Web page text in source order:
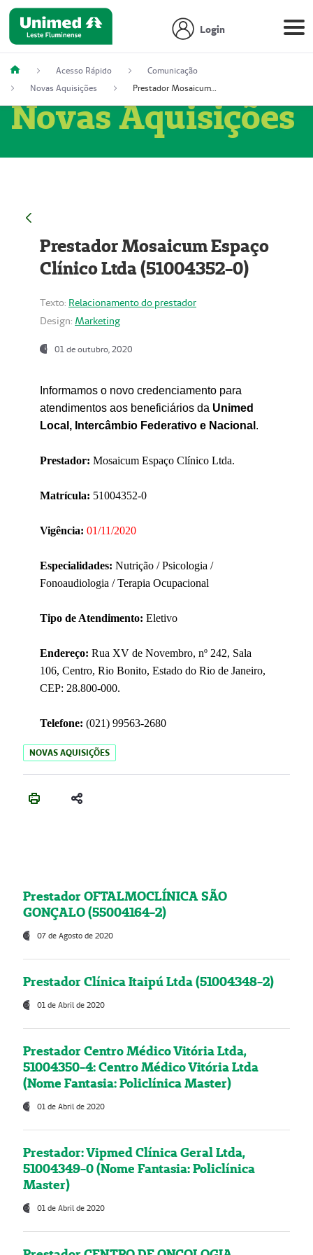
Login
Acesso Rápido
Comunicação
Novas Aquisições
Prestador Mosaicum Espaço Clínico Ltda (51004352-0)
Novas Aquisições
Prestador Mosaicum Espaço
Clínico Ltda (51004352-0)
Texto: Relacionamento do prestador
Design: Marketing
01 de outubro, 2020
Informamos o novo credenciamento para
atendimentos aos beneficiários da Unimed
Local, Intercâmbio Federativo e Nacional .
Prestador: Mosaicum Espaço Clínico Ltda.
Matrícula: 51004352-0
Vigência: 01/11/2020
Especialidades: Nutrição / Psicologia /
Fonoaudiologia / Terapia Ocupacional
Tipo de Atendimento: Eletivo
Endereço: Rua XV de Novembro, nº 242, Sala
106, Centro, Rio Bonito, Estado do Rio de Janeiro,
CEP: 28.800-000.
Telefone: (021) 99563-2680
NOVAS AQUISIÇÕES
Prestador OFTALMOCLÍNICA SÃO
GONÇALO (55004164-2)
07 de Agosto de 2020
Prestador Clínica Itaipú Ltda (51004348-2)
01 de Abril de 2020
Prestador Centro Médico Vitória Ltda,
51004350-4: Centro Médico Vitória Ltda
(Nome Fantasia: Policlínica Master)
01 de Abril de 2020
Prestador: Vipmed Clínica Geral Ltda,
51004349-0 (Nome Fantasia: Policlínica
Master)
01 de Abril de 2020